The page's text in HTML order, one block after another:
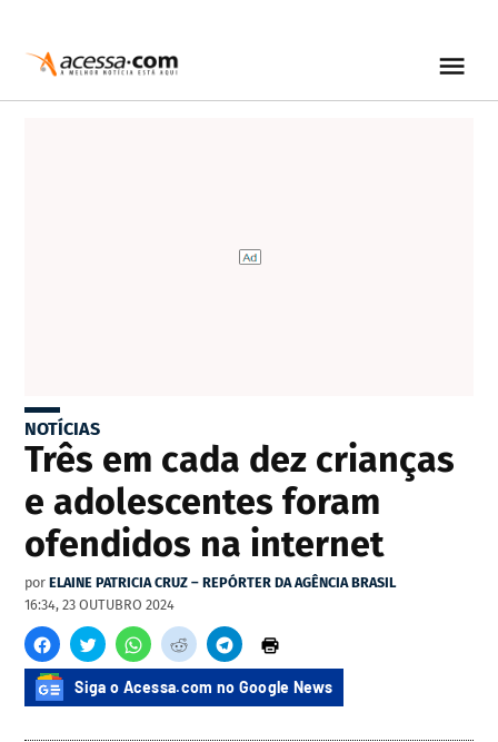
NOTÍCIAS
Três em cada dez crianças
e adolescentes foram
ofendidos na internet
por ELAINE PATRICIA CRUZ – REPÓRTER DA AGÊNCIA BRASIL
16:34, 23 OUTUBRO 2024
Siga o Acessa.com no Google News